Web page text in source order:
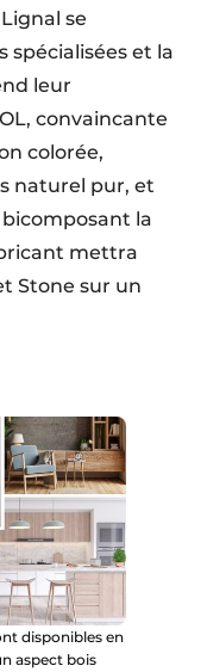
se
et la
leur
convaincante
colorée,
naturel pur, et
bicomposant la
mettra
Stone sur un
disponibles en
aspect bois